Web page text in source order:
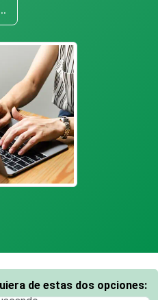
de estas dos opciones: